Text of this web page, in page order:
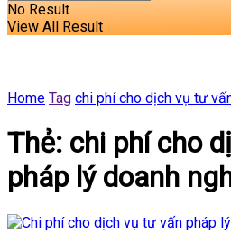
No Result
View All Result
Home Tag chi phí cho dịch vụ tư
Thẻ: chi phí cho
pháp lý doanh